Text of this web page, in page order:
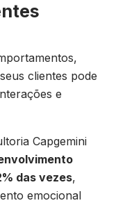
clientes pode
e
Capgemini
das vezes,
emocional